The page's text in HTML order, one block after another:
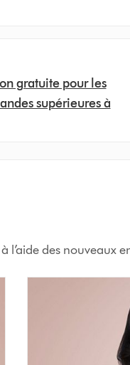
gratuite pour les
supérieures à
l’aide des nouveaux